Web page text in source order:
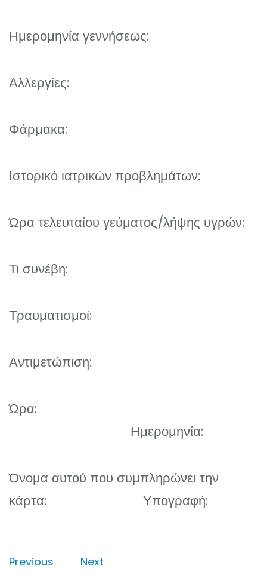
Ημερομηνία γεννήσεως:
Αλλεργίες:
Φάρμακα:
Ιστορικό ιατρικών προβλημάτων:
Ώρα τελευταίου γεύματος/λήψης υγρών:
Τι συνέβη:
Τραυματισμοί:
Αντιμετώπιση:
Ώρα:
Ημερομηνία:
Όνομα αυτού που συμπληρώνει την
κάρτα: Υπογραφή:
Previous Next